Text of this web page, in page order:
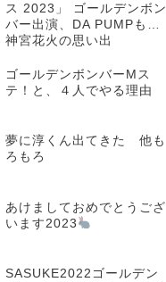
ス 2023」 ゴールデンボン
バー出演、DA PUMPも…
神宮花火の思い出
ゴールデンボンバーMス
テ！と、４人でやる理由
夢に淳くん出てきた 他も
ろもろ
あけましておめでとうござ
います2023
SASUKE2022ゴールデン